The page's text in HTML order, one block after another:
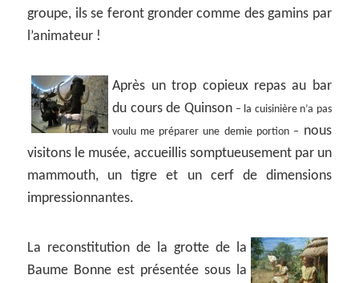
groupe, ils se feront gronder comme des gamins par
l’animateur !
Après un trop copieux repas au bar
du cours de Quinson – la cuisinière n’a pas
voulu me préparer une demie portion – nous
visitons le musée, accueillis somptueusement par un
mammouth, un tigre et un cerf de dimensions
impressionnantes.
La reconstitution de la grotte de la
Baume Bonne est présentée sous la